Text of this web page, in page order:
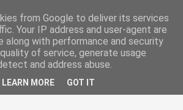
from Google to deliver its services
Your IP address and user-agent are
along with performance and security
of service, generate usage
and address abuse.
LEARN MORE GOT IT